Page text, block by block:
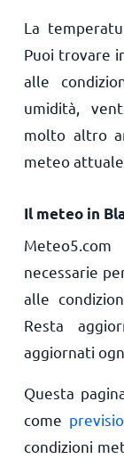
La
Puoi trovare
alle
umidità,
molto altro
meteo
Il meteo in
necessarie
alle
Resta
aggiornati
Questa
come
condizioni